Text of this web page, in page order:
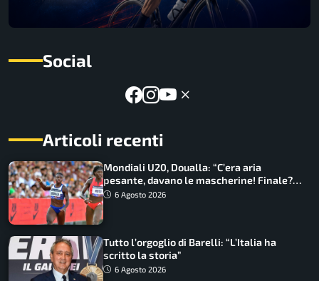
Social
Articoli recenti
Mondiali U20, Doualla: “C’era aria
pesante, davano le mascherine! Finale?
Non ho nulla da perdere”
6 Agosto 2026
Tutto l’orgoglio di Barelli: “L’Italia ha
scritto la storia”
6 Agosto 2026